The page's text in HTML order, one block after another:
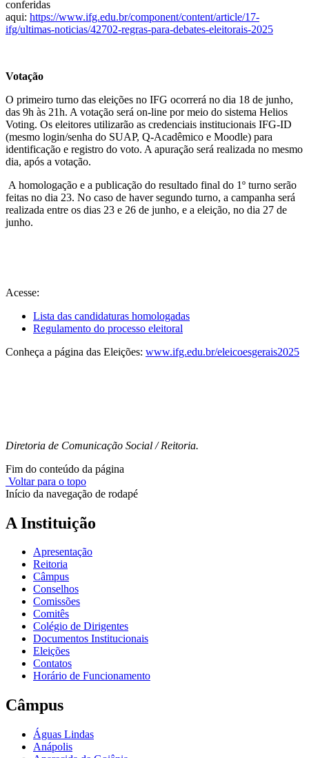
conferidas
aqui: https://www.ifg.edu.br/component/content/article/17-
ifg/ultimas-noticias/42702-regras-para-debates-eleitorais-2025
Votação
O primeiro turno das eleições no IFG ocorrerá no dia 18 de junho,
das 9h às 21h. A votação será on-line por meio do sistema Helios
Voting. Os eleitores utilizarão as credenciais institucionais IFG-ID
(mesmo login/senha do SUAP, Q-Acadêmico e Moodle) para
identificação e registro do voto. A apuração será realizada no mesmo
dia, após a votação.
A homologação e a publicação do resultado final do 1º turno serão
feitas no dia 23. No caso de haver segundo turno, a campanha será
realizada entre os dias 23 e 26 de junho, e a eleição, no dia 27 de
junho.
Acesse:
Lista das candidaturas homologadas
Regulamento do processo eleitoral
Conheça a página das Eleições: www.ifg.edu.br/eleicoesgerais2025
Diretoria de Comunicação Social / Reitoria.
Fim do conteúdo da página
Voltar para o topo
Início da navegação de rodapé
A Instituição
Apresentação
Reitoria
Câmpus
Conselhos
Comissões
Comitês
Colégio de Dirigentes
Documentos Institucionais
Eleições
Contatos
Horário de Funcionamento
Câmpus
Águas Lindas
Anápolis